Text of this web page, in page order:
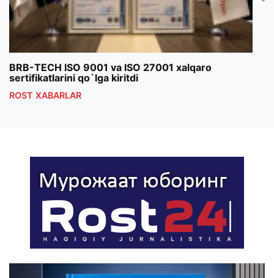
BRB-TECH ISO 9001 va ISO 27001 xalqaro
sertifikatlarini qo`lga kiritdi
ROST XABARLAR